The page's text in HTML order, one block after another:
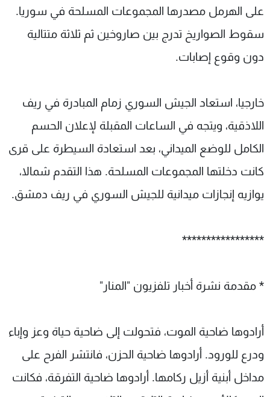
على الهرمل مصدرها المجموعات المسلحة في سوريا.
سقوط الصواريخ تدرج بين صاروخين ثم ثلاثة متتالية
دون وقوع إصابات.
خارجيا، استعاد الجيش السوري زمام المبادرة في ريف
اللاذقية، ويتجه في الساعات المقبلة لإعلان الحسم
الكامل للوضع الميداني، بعد استعادة السيطرة على قرى
كانت دخلتها المجموعات المسلحة. هذا التقدم شمالا،
يوازيه إنجازات ميدانية للجيش السوري في ريف دمشق.
*****************
* مقدمة نشرة أخبار تلفزيون "المنار"
أرادوها ضاحية الموت، فتحولت إلى ضاحية حياة وعز وإباء
ودرع للورود. أرادوها ضاحية الحزن، فانتشر الفرح على
مداخل أبنية أزيل ركامها. أرادوها ضاحية التفرقة، فكانت